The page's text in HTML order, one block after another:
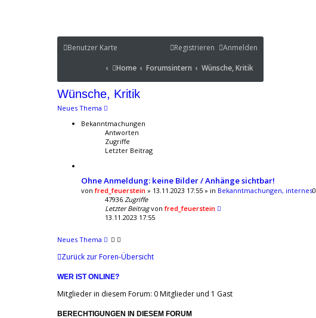
Benutzer Karte Anmelden
Registrieren
PortalHome Forumsintern Wünsche, Kritik
Benutzer Karte
Home Forumsintern Wünsche, Kritik
Wünsche, Kritik
Neues Thema
Bekanntmachungen
Antworten
Zugriffe
Letzter Beitrag
Ohne Anmeldung: keine Bilder / Anhänge sichtbar!
vonfred_feuerstein » 13.11.2023 17:55 » in Bekanntmachungen, internes0
47936 Zugriffe
Letzter Beitragvonfred_feuerstein
13.11.2023 17:55
Neues Thema
Zurück zur Foren-Übersicht
WER IST ONLINE?
Mitglieder in diesem Forum: 0 Mitglieder und 1 Gast
BERECHTIGUNGEN IN DIESEM FORUM